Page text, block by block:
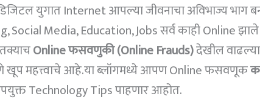
युगात Internet आपल्या जीवनाचा अविभाज्य भाग
Social Media, Education, Jobs सर्व काही Online
Online फसवणुकी (Online Frauds)देखील
खूप महत्त्वाचे आहे.या ब्लॉगमध्ये आपण Online फसवणूक
Technology Tips पाहणार आहोत.